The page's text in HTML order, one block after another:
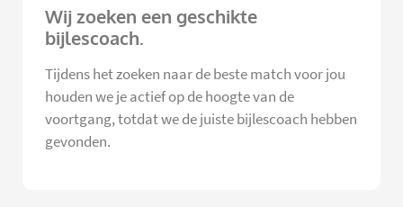
Wij zoeken een geschikte
bijlescoach.
Tijdens het zoeken naar de beste match voor jou
houden we je actief op de hoogte van de
voortgang, totdat we de juiste bijlescoach hebben
gevonden.